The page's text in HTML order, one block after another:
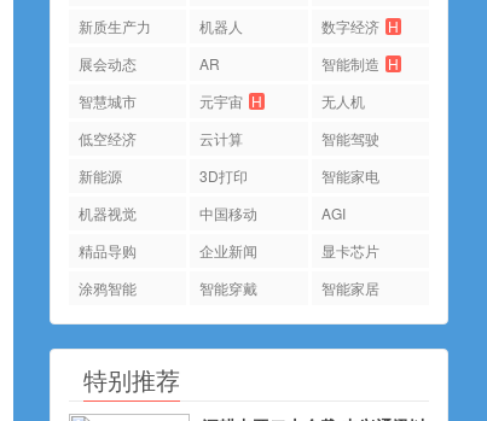
新质生产力
机器人 数字经济 H
展会动态
AR 智能制造 H
智慧城市
元宇宙 H
无人机
低空经济
云计算
智能驾驶
新能源
3D打印
智能家电
机器视觉
中国移动
AGI
精品导购
企业新闻
显卡芯片
涂鸦智能
智能穿戴 智能家居
特别推荐